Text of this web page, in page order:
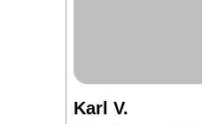
Karl V.